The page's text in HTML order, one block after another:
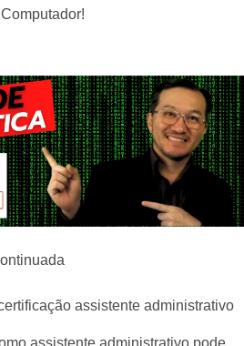
assistente administrativo
assistente administrativo pode